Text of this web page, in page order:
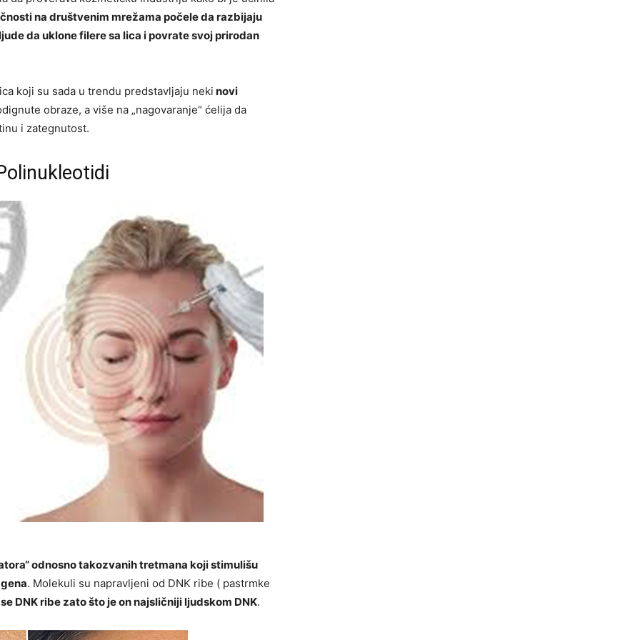
na društvenim mrežama počele da razbijaju
da uklone filere sa lica i povrate svoj prirodan
koji su sada u trendu predstavljaju neki novi
obraze, a više na „nagovaranje“ ćelija da
i zategnutost.
odnosno takozvanih tretmana koji stimulišu
. Molekuli su napravljeni od DNK ribe ( pastrmke
DNK ribe zato što je on najsličniji ljudskom DNK.